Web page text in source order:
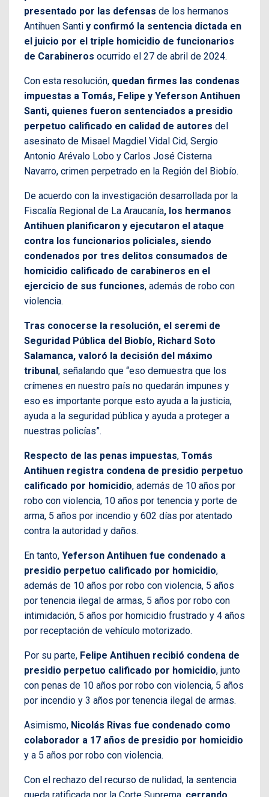
presentado por las defensas de los hermanos
Antihuen Santi y confirmó la sentencia dictada en
el juicio por el triple homicidio de funcionarios
de Carabineros ocurrido el 27 de abril de 2024.
Con esta resolución, quedan firmes las condenas
impuestas a Tomás, Felipe y Yeferson Antihuen
Santi, quienes fueron sentenciados a presidio
perpetuo calificado en calidad de autores del
asesinato de Misael Magdiel Vidal Cid, Sergio
Antonio Arévalo Lobo y Carlos José Cisterna
Navarro, crimen perpetrado en la Región del Biobío.
De acuerdo con la investigación desarrollada por la
Fiscalía Regional de La Araucanía, los hermanos
Antihuen planificaron y ejecutaron el ataque
contra los funcionarios policiales, siendo
condenados por tres delitos consumados de
homicidio calificado de carabineros en el
ejercicio de sus funciones, además de robo con
violencia.
Tras conocerse la resolución, el seremi de
Seguridad Pública del Biobío, Richard Soto
Salamanca, valoró la decisión del máximo
tribunal, señalando que “eso demuestra que los
crímenes en nuestro país no quedarán impunes y
eso es importante porque esto ayuda a la justicia,
ayuda a la seguridad pública y ayuda a proteger a
nuestras policías”.
Respecto de las penas impuestas, Tomás
Antihuen registra condena de presidio perpetuo
calificado por homicidio, además de 10 años por
robo con violencia, 10 años por tenencia y porte de
arma, 5 años por incendio y 602 días por atentado
contra la autoridad y daños.
En tanto, Yeferson Antihuen fue condenado a
presidio perpetuo calificado por homicidio,
además de 10 años por robo con violencia, 5 años
por tenencia ilegal de armas, 5 años por robo con
intimidación, 5 años por homicidio frustrado y 4 años
por receptación de vehículo motorizado.
Por su parte, Felipe Antihuen recibió condena de
presidio perpetuo calificado por homicidio, junto
con penas de 10 años por robo con violencia, 5 años
por incendio y 3 años por tenencia ilegal de armas.
Asimismo, Nicolás Rivas fue condenado como
colaborador a 17 años de presidio por homicidio
y a 5 años por robo con violencia.
Con el rechazo del recurso de nulidad, la sentencia